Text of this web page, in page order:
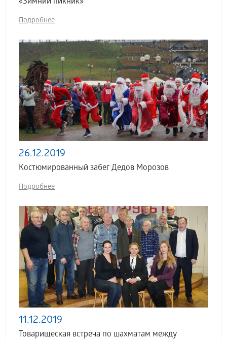
Подробнее
26.12.2019
Костюмированный забег Дедов Морозов
Подробнее
11.12.2019
Товарищеская встреча по шахматам между